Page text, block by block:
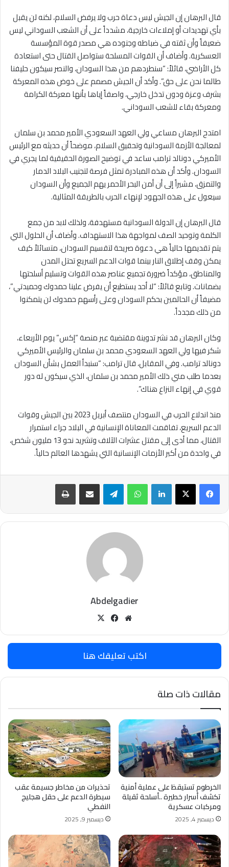
قال البرهان إن الجيش ليس دعاة حرب ولا يرفض السلام، لكنه لن يقبل
بأي تهديدات أو إملاءات خارجية، مشدداً على أن الشعب السوداني ليس
ضعيفاً وأن ثقته في ضباطه وجنوده هي مصدر قوة المؤسسة
العسكرية. وأضاف أن القوات المسلحة ستواصل القتال حتى استعادة
كل الأراضي، قائلاً: “سنطردهم من هذا السودان، والنصر سيكون حليفنا
طالما نحن على حق”. وأكد أن الجيش مصمم على خوض هذه المعركة
بشرف وعزة ودون تدخل خارجي، واصفاً إياها بأنها معركة الكرامة
ومعركة بقاء للشعب السوداني.
امتدح البرهان مساعي ولي العهد السعودي الأمير محمد بن سلمان
لمعالجة الأزمة السودانية وتحقيق السلام، موضحاً أن حديثه مع الرئيس
الأميركي دونالد ترامب ساعد في توضيح الصورة الحقيقية لما يجري في
السودان. وأكد أن هذه المبادرة تمثل فرصة لتجنيب البلاد الدمار
والتمزق، مشيراً إلى أن أمن البحر الأحمر يهم الجميع وأن السودان
سيعول على هذه الجهود لإنهاء الحرب بالطريقة المثالية.
قال البرهان إن الدولة السودانية مستهدفة، ولذلك لابد من جمع
الكلمة وتوحيد الصف لمواجهة هذا الاستهداف. وأضاف أن الحلول التي
يتم تقديمها حالياً هي دعوة صريحة لتقسيم السودان، متسائلاً كيف
يمكن وقف إطلاق النار بينما قوات الدعم السريع تحتل المدن
والمناطق، مؤكداً ضرورة تجميع عناصر هذه القوات وتسليم أسلحتها
بضمانات. وتابع قائلاً: “لا أحد يستطيع أن يفرض علينا حمدوك وحميدتي”،
مضيفاً أن الحالمين بحكم السودان وعلى رأسهم حمدوك لن يتمكنوا
من ذلك مجدداً.
وكان البرهان قد نشر تدوينة مقتضبة عبر منصة “إكس” يوم الأربعاء،
شكر فيها ولي العهد السعودي محمد بن سلمان والرئيس الأميركي
دونالد ترامب. وفي المقابل، قال ترامب: “سنبدأ العمل بشأن السودان
بعدما طلب مني ذلك الأمير محمد بن سلمان، الذي سيكون له دور
قوي في إنهاء النزاع هناك”.
منذ اندلاع الحرب في السودان منتصف أبريل 2023 بين الجيش وقوات
الدعم السريع، تفاقمت المعاناة الإنسانية في البلاد جراء استمرار
القتال، مما أدى إلى مقتل عشرات الآلاف وتشريد نحو 13 مليون شخص،
في واحدة من أكبر الأزمات الإنسانية التي يشهدها العالم حالياً.
لينكدإن واتساب تيلقرام مشاركة عبر البريد طباعة
Abdelgadier
موقعفيسبوك
اكتب تعليقك هنا
مقالات ذات صلة
الخرطوم تستيقظ على عملية أمنية
تكشف أسرار خطيرة ..أسلحة ثقيلة
ومركبات عسكرية
ديسمبر 4, 2025
تحذيرات من مخاطر جسيمة عقب
سيطرة الدعم على حقل هجليج
النفطي
ديسمبر 9, 2025